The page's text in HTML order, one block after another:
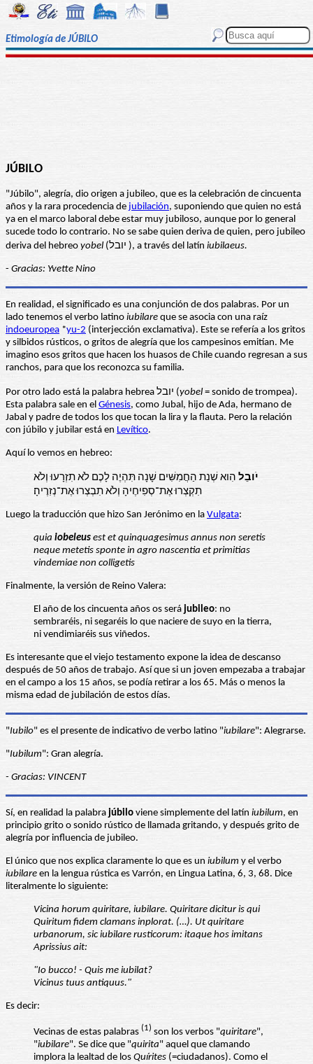
Etimología de JÚBILO
JÚBILO
"Júbilo", alegría, dio origen a jubileo, que es la celebración de cincuenta
años y la rara procedencia de jubilación, suponiendo que quien no está
ya en el marco laboral debe estar muy jubiloso, aunque por lo general
sucede todo lo contrario. No se sabe quien deriva de quien, pero jubileo
deriva del hebreo yobel (יובל ), a través del latín iubilaeus.
- Gracias: Yvette Nino
En realidad, el significado es una conjunción de dos palabras. Por un
lado tenemos el verbo latino iubilare que se asocia con una raíz
indoeuropea *yu-2 (interjección exclamativa). Este se refería a los gritos
y silbidos rústicos, o gritos de alegría que los campesinos emitían. Me
imagino esos gritos que hacen los huasos de Chile cuando regresan a sus
ranchos, para que los reconozca su familia.
Por otro lado está la palabra hebrea יובל (yobel = sonido de trompea).
Esta palabra sale en el Génesis, como Jubal, hijo de Ada, hermano de
Jabal y padre de todos los que tocan la lira y la flauta. Pero la relación
con júbilo y jubilar está en Levítico.
Aquí lo vemos en hebreo:
יֹובֵל הִוא שְׁנַת הַחֲמִשִּׁים שָׁנָה תִּהְיֶה לָכֶם לֹא תִזְרָעוּ וְלֹא
תִקְצְרוּ אֶת־סְפִיחֶיהָ וְלֹא תִבְצְרוּ אֶת־נְזִרֶיהָ׃
Luego la traducción que hizo San Jerónimo en la Vulgata:
quia iobeleus est et quinquagesimus annus non seretis
neque metetis sponte in agro nascentia et primitias
vindemiae non colligetis
Finalmente, la versión de Reino Valera:
El año de los cincuenta años os será jubileo: no
sembraréis, ni segaréis lo que naciere de suyo en la tierra,
ni vendimiaréis sus viñedos.
Es interesante que el viejo testamento expone la idea de descanso
después de 50 años de trabajo. Así que si un joven empezaba a trabajar
en el campo a los 15 años, se podía retirar a los 65. Más o menos la
misma edad de jubilación de estos días.
"Iubilo" es el presente de indicativo de verbo latino "iubilare": Alegrarse.
"Iubilum": Gran alegría.
- Gracias: VINCENT
Sí, en realidad la palabra júbilo viene simplemente del latín iubilum, en
principio grito o sonido rústico de llamada gritando, y después grito de
alegría por influencia de jubileo.
El único que nos explica claramente lo que es un iubilum y el verbo
iubilare en la lengua rústica es Varrón, en Lingua Latina, 6, 3, 68. Dice
literalmente lo siguiente:
Vicina horum quiritare, iubilare. Quiritare dicitur is qui
Quiritum fidem clamans inplorat. (…). Ut quiritare
urbanorum, sic iubilare rusticorum: itaque hos imitans
Aprissius ait:
"Io bucco! - Quis me iubilat?
Vicinus tuus antiquus."
Es decir:
Vecinas de estas palabras (1) son los verbos "quiritare",
"iubilare". Se dice que "quirita" aquel que clamando
implora la lealtad de los Quírites (=ciudadanos). Como el